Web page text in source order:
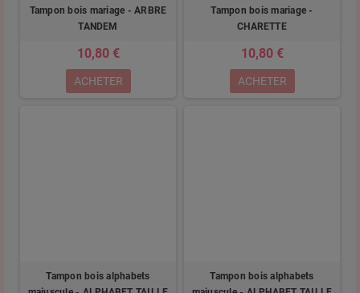
Tampon bois mariage - ARBRE
TANDEM
10,80 €
ACHETER
Tampon bois mariage -
CHARETTE
10,80 €
ACHETER
Tampon bois alphabets
Tampon bois alphabets